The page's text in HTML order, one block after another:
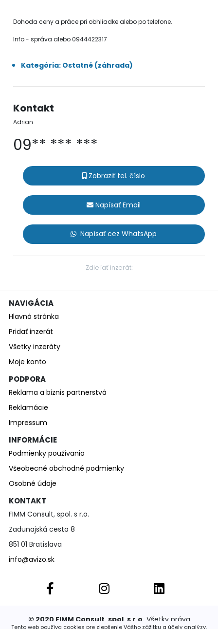
Tento web používa cookies pre zlepšenie Vášho zážitku a účely analýzy.
Dohoda ceny a práce pri obhliadke alebo po telefone.
Info - správa alebo 0944422317
Kategória: Ostatné (záhrada)
Kontakt
Adrian
09** *** ***
Zobraziť tel. číslo
Napísať Email
Napísať cez WhatsApp
Zdieľať inzerát:
NAVIGÁCIA
Hlavná stránka
Pridať inzerát
Všetky inzeráty
Moje konto
PODPORA
Reklama a biznis partnerstvá
Reklamácie
Impressum
INFORMÁCIE
Podmienky používania
Všeobecné obchodné podmienky
Osobné údaje
KONTAKT
FIMM Consult, spol. s r.o.
Zadunajská cesta 8
851 01 Bratislava
info@avizo.sk
© 2020 FIMM Consult, spol. s r.o. Všetky práva